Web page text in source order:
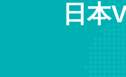
日本